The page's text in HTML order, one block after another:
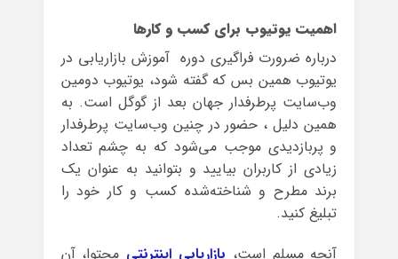
اهمیت یوتیوب برای کسب و کارها
درباره ضرورت فراگیری دوره آموزش بازاریابی در
یوتیوب همین بس که گفته شود، یوتیوب دومین
وب‌سایت پرطرفدار جهان بعد از گوگل است. به
همین دلیل ، حضور در چنین وب‌سایت پرطرفدار
و پربازدیدی موجب می‌شود که به چشم تعداد
زیادی از کاربران بیایید و بتوانید به عنوان یک
برند مطرح و شناخته‌شده کسب و کار خود را
تبلیغ کنید.
آنچه مسلم است، بازاریابی اینترنتی محتوا، آن